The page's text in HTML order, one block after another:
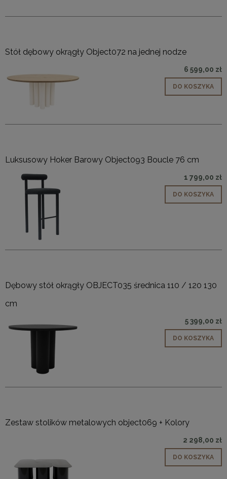
Stół dębowy okrągły Object072 na jednej nodze
6 599,00 zł
DO KOSZYKA
Luksusowy Hoker Barowy Object093 Boucle 76 cm
1 799,00 zł
DO KOSZYKA
Dębowy stół okrągły OBJECT035 średnica 110 / 120 130
cm
5 399,00 zł
DO KOSZYKA
Zestaw stolików metalowych object069 + Kolory
2 298,00 zł
DO KOSZYKA